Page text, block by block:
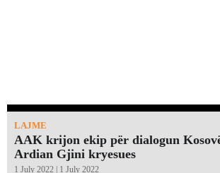
LAJME
AAK krijon ekip për dialogun
Ardian Gjini kryesues
1 July 2022 | 1 July 2022